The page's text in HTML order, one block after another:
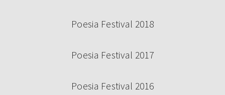
Poesia Festival 2018
Poesia Festival 2017
Poesia Festival 2016